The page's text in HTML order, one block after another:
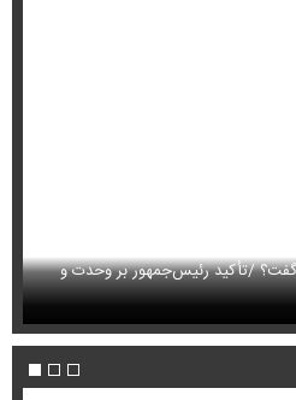
/تأکید رئیس‌جمهور بر وحدت و